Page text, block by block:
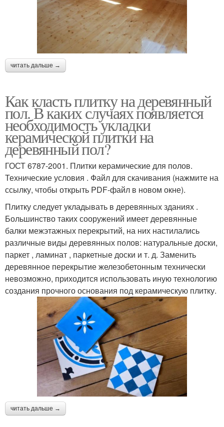
читать дальше →
Как класть плитку на деревянный
пол. В каких случаях появляется
необходимость укладки
керамической плитки на
деревянный пол?
ГОСТ 6787-2001. Плитки керамические для полов.
Технические условия . Файл для скачивания (нажмите на
ссылку, чтобы открыть PDF-файл в новом окне).
Плитку следует укладывать в деревянных зданиях .
Большинство таких сооружений имеет деревянные
балки межэтажных перекрытий, на них настилались
различные виды деревянных полов: натуральные доски,
паркет , ламинат , паркетные доски и т. д. Заменить
деревянное перекрытие железобетонным технически
невозможно, приходится использовать иную технологию
создания прочного основания под керамическую плитку.
читать дальше →